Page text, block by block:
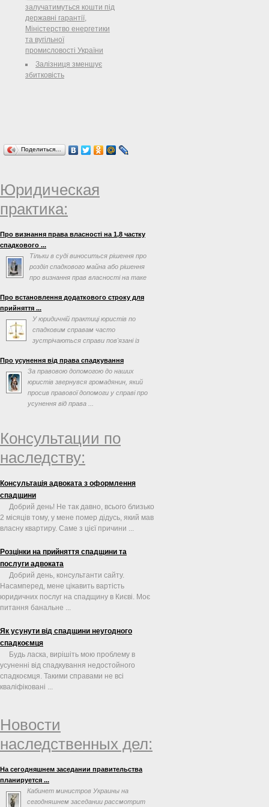
залучатимуться кошти під
державні гарантії,
Міністерство енергетики
та вугільної
промисловості України
Залізниця зменшує
збитковість
Поделиться…
Юридическая
практика:
Про визнання права власності на 1,8 частку
спадкового ...
Тільки в суді виноситься рішення про
розділ спадкового майна або рішення
про визнання прав власності на таке
Про встановлення додаткового строку для
прийняття ...
У юридичній практиці юристів по
спадковим справам часто
зустрічаються справи пов'язані із
спадкоємці ...
Про усунення від права спадкування
За правовою допомогою до наших
юристів звернувся громадянин, який
просив правової допомоги у справі про
усунення від права ...
Консультации по
наследству:
Консультація адвоката з оформлення
спадщини
Добрий день! Не так давно, всього близько
2 місяців тому, у мене помер дідусь, який мав
власну квартиру. Саме з цієї причини ...
Розцінки на прийняття спадщини та
послуги адвоката
Добрий день, консультанти сайту.
Насамперед, мене цікавить вартість
юридичних послуг на спадщину в Києві. Моє
питання банальне ...
Як усунути від спадщини неугодного
спадкоємця
Будь ласка, вирішіть мою проблему в
усуненні від спадкування недостойного
спадкоємця. Такими справами не всі
кваліфіковані ...
Новости
наследственных дел:
На сегодняшнем заседании правительства
планируется ...
Кабинет министров Украины на
сегодняшнем заседании рассмотрит